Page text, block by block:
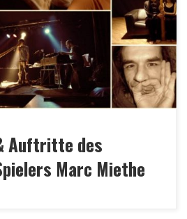
2018 •Naturklänge •
2017 • Folklorum •
5 Festival • Klangzeit
Ching: „Seventeen Ghosts in
[…]
Auftritte des
Marc Miethe